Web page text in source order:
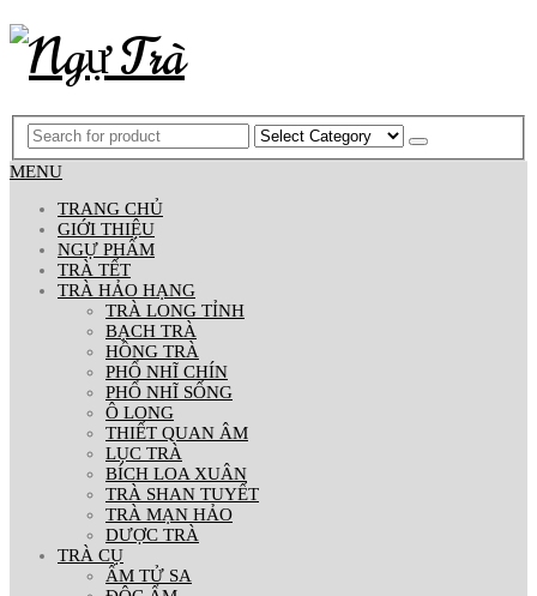
MENU
TRANG CHỦ
GIỚI THIỆU
NGỰ PHẨM
TRÀ TẾT
TRÀ HẢO HẠNG
TRÀ LONG TỈNH
BẠCH TRÀ
HỒNG TRÀ
PHỔ NHĨ CHÍN
PHỔ NHĨ SỐNG
Ô LONG
THIẾT QUAN ÂM
LỤC TRÀ
BÍCH LOA XUÂN
TRÀ SHAN TUYẾT
TRÀ MẠN HẢO
DƯỢC TRÀ
TRÀ CỤ
ẤM TỬ SA